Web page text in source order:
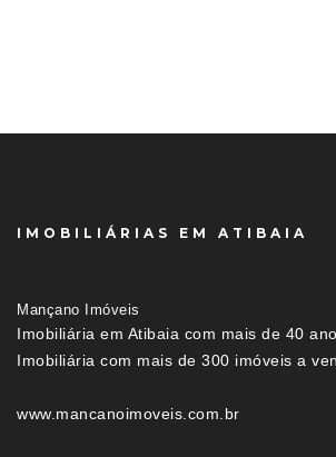
IMOBILIÁRIAS EM ATIBAIA
Mançano Imóveis
Imobiliária em Atibaia com mais de 40
Imobiliária com mais de 300 imóveis a
www.mancanoimoveis.com.br